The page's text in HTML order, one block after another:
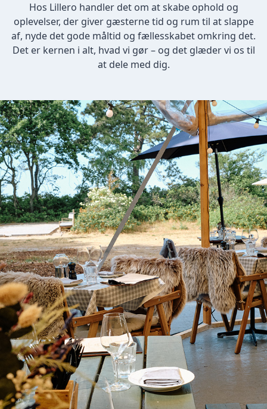
Hos Lillero handler det om at skabe ophold og
oplevelser, der giver gæsterne tid og rum til at slappe
af, nyde det gode måltid og fællesskabet omkring det.
Det er kernen i alt, hvad vi gør – og det glæder vi os til
at dele med dig.